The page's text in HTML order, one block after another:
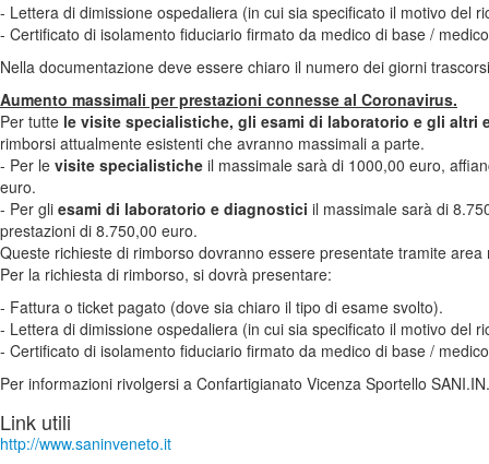
- Lettera di dimissione ospedaliera (in cui sia specificato il motivo del
- Certificato di isolamento fiduciario firmato da medico di base /
Nella documentazione deve essere chiaro il numero dei giorni
Aumento massimali per prestazioni connesse al Coronavirus.
Per tutte le visite specialistiche, gli esami di laboratorio e gli altri
rimborsi attualmente esistenti che avranno massimali a parte.
- Per le visite specialistiche il massimale sarà di 1000,00 euro,
euro.
- Per gli esami di laboratorio e diagnostici il massimale sarà di
prestazioni di 8.750,00 euro.
Queste richieste di rimborso dovranno essere presentate tramite
Per la richiesta di rimborso, si dovrà presentare:
- Fattura o ticket pagato (dove sia chiaro il tipo di esame svolto).
- Lettera di dimissione ospedaliera (in cui sia specificato il motivo del
- Certificato di isolamento fiduciario firmato da medico di base /
Per informazioni rivolgersi a Confartigianato Vicenza Sportello
Link utili
http://www.saninveneto.it